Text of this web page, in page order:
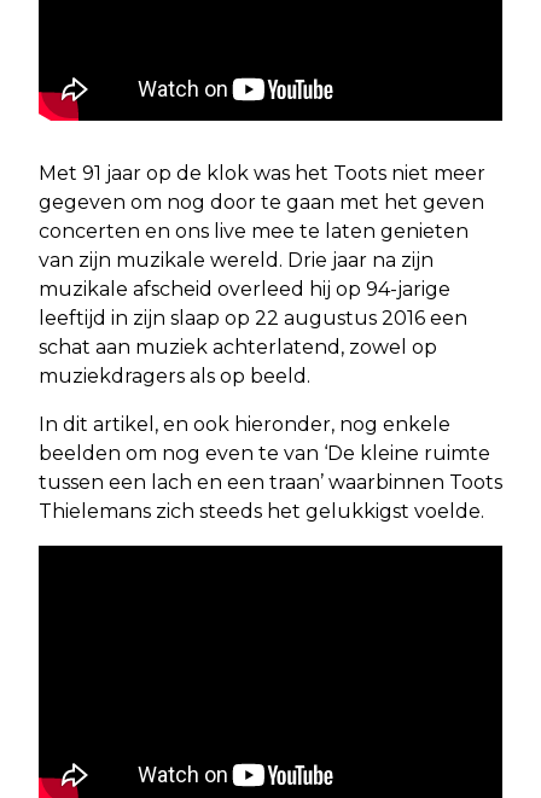
Met 91 jaar op de klok was het Toots niet meer
gegeven om nog door te gaan met het geven
concerten en ons live mee te laten genieten
van zijn muzikale wereld. Drie jaar na zijn
muzikale afscheid overleed hij op 94-jarige
leeftijd in zijn slaap op 22 augustus 2016 een
schat aan muziek achterlatend, zowel op
muziekdragers als op beeld.
In dit artikel, en ook hieronder, nog enkele
beelden om nog even te van ‘De kleine ruimte
tussen een lach en een traan’ waarbinnen Toots
Thielemans zich steeds het gelukkigst voelde.